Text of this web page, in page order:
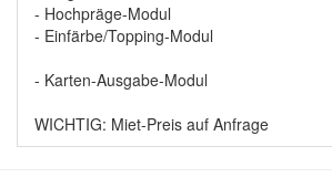
- Hochpräge-Modul
- Einfärbe/Topping-Modul
- Karten-Ausgabe-Modul
WICHTIG: Miet-Preis auf Anfrage